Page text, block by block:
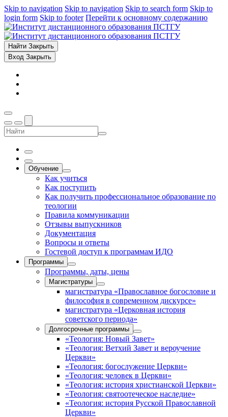
Skip to navigation Skip to navigation Skip to search form Skip to
login form Skip to footer Перейти к основному содержанию
Найти Закрыть
Вход Закрыть
Обучение
Как учиться
Как поступить
Как получить профессиональное образование по
теологии
Правила коммуникации
Отзывы выпускников
Документация
Вопросы и ответы
Гостевой доступ к программам ИДО
Программы
Программы, даты, цены
Магистратуры
магистратура «Православное богословие и
философия в современном дискурсе»
магистратура «Церковная история
советского периода»
Долгосрочные программы
«Теология: Новый Завет»
«Теология: Ветхий Завет и вероучение
Церкви»
«Теология: богослужение Церкви»
«Теология: человек в Церкви»
«Теология: история христианской Церкви»
«Теология: святоотеческое наследие»
«Теология: история Русской Православной
Церкви»